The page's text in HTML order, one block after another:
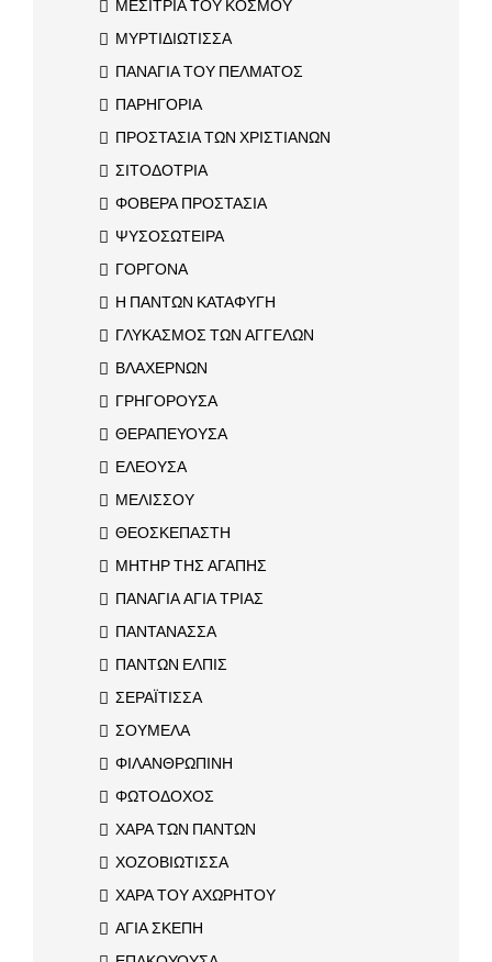
ΜΕΣΙΤΡΙΑ ΤΟΥ ΚΟΣΜΟΥ
ΜΥΡΤΙΔΙΩΤΙΣΣΑ
ΠΑΝΑΓΙΑ ΤΟΥ ΠΕΛΜΑΤΟΣ
ΠΑΡΗΓΟΡΙΑ
ΠΡΟΣΤΑΣΙΑ ΤΩΝ ΧΡΙΣΤΙΑΝΩΝ
ΣΙΤΟΔΟΤΡΙΑ
ΦΟΒΕΡΑ ΠΡΟΣΤΑΣΙΑ
ΨΥΣΟΣΩΤΕΙΡΑ
ΓΟΡΓΟΝΑ
Η ΠΑΝΤΩΝ ΚΑΤΑΦΥΓΗ
ΓΛΥΚΑΣΜΟΣ ΤΩΝ ΑΓΓΕΛΩΝ
ΒΛΑΧΕΡΝΩΝ
ΓΡΗΓΟΡΟΥΣΑ
ΘΕΡΑΠΕΥΟΥΣΑ
ΕΛΕΟΥΣΑ
ΜΕΛΙΣΣΟΥ
ΘΕΟΣΚΕΠΑΣΤΗ
ΜΗΤΗΡ ΤΗΣ ΑΓΑΠΗΣ
ΠΑΝΑΓΙΑ ΑΓΙΑ ΤΡΙΑΣ
ΠΑΝΤΑΝΑΣΣΑ
ΠΑΝΤΩΝ ΕΛΠΙΣ
ΣΕΡΑΪΤΙΣΣΑ
ΣΟΥΜΕΛΑ
ΦΙΛΑΝΘΡΩΠΙΝΗ
ΦΩΤΟΔΟΧΟΣ
ΧΑΡΑ ΤΩΝ ΠΑΝΤΩΝ
ΧΟΖΟΒΙΩΤΙΣΣΑ
ΧΑΡΑ ΤΟΥ ΑΧΩΡΗΤΟΥ
ΑΓΙΑ ΣΚΕΠΗ